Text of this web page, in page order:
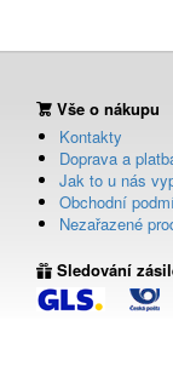
Vše o nákupu
Kontakty
Doprava a
Jak to u nás
Obchodní
Nezařazené
Sledování